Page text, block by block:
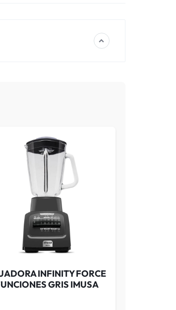
INFINITY FORCE
GRIS IMUSA